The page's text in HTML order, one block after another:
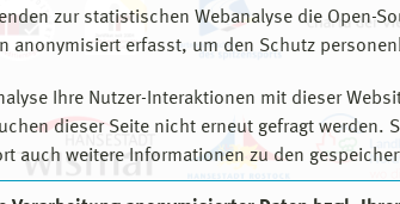
zur statistischen Webanalyse die Open-
anonymisiert erfasst, um den Schutz
Ihre Nutzer-Interaktionen mit dieser
dieser Seite nicht erneut gefragt werden.
auch weitere Informationen zu den